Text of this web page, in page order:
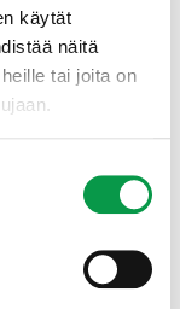
käytät
näitä
tai joita on
ja
tuottaa
84 %